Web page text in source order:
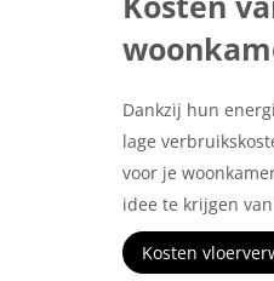
Dankzij hun
lage
voor je
idee te krijgen
Kosten